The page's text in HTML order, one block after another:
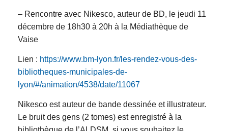
– Rencontre avec Nikesco, auteur de BD, le jeudi 11
décembre de 18h30 à 20h à la Médiathèque de
Vaise
Lien : https://www.bm-lyon.fr/les-rendez-vous-des-
bibliotheques-municipales-de-
lyon/#/animation/4538/date/11067
Nikesco est auteur de bande dessinée et illustrateur.
Le bruit des gens (2 tomes) est enregistré à la